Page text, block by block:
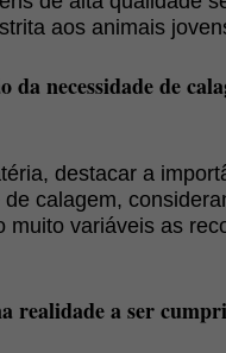
aos animais
necessidade de
destacar a
calagem,
muito variáveis as
realidade a ser